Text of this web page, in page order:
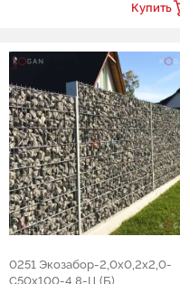
Купить
0251 Экозабор-2,0х0,2х2,0-
С50х100-4,8-Ц (Б)